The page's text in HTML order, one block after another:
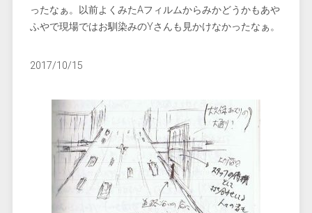
ったなぁ。以前よくみたAフィルムからみかどうかもあや
ふやで現場ではお馴染みのYさんも見かけなかったなぁ。
2017/10/15